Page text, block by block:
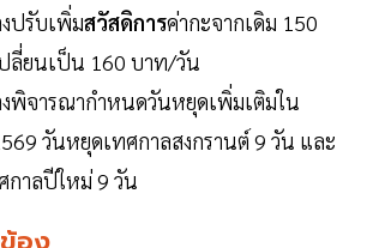
ปรับเพิ่มสวัสดิการค่ากะจากเดิม 150
ลี่ยนเป็น 160 บาท/วัน
พิจารณากำหนดวันหยุดเพิ่มเติมใน
วันหยุดเทศกาลสงกรานต์ 9 วัน และ
กาลปีใหม่ 9 วัน